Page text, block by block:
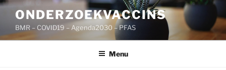
Ga
inhoud
ONDERZOEKVACCINS
BMR – COVID19 – Agenda2030 – PFAS
Menu